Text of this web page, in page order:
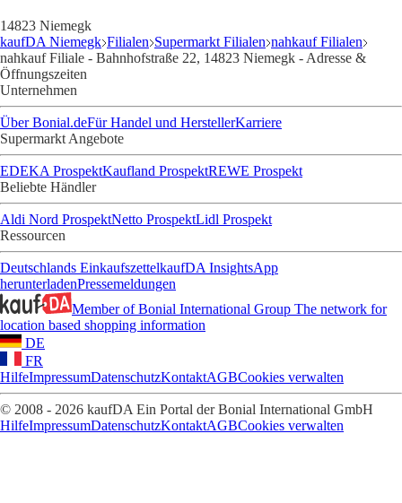
14823 Niemegk
kaufDA Niemegk Filialen Supermarkt Filialen nahkauf Filialen
nahkauf Filiale - Bahnhofstraße 22, 14823 Niemegk - Adresse &
Öffnungszeiten
Unternehmen
Über Bonial.deFür Handel und HerstellerKarriere
Supermarkt Angebote
EDEKA ProspektKaufland ProspektREWE Prospekt
Beliebte Händler
Aldi Nord ProspektNetto ProspektLidl Prospekt
Ressourcen
Deutschlands EinkaufszettelkaufDA InsightsApp
herunterladenPressemeldungen
Member of Bonial International Group The network for
location based shopping information
DE
FR
HilfeImpressumDatenschutzKontaktAGBCookies verwalten
© 2008 - 2026 kaufDA Ein Portal der Bonial International GmbH
HilfeImpressumDatenschutzKontaktAGBCookies verwalten